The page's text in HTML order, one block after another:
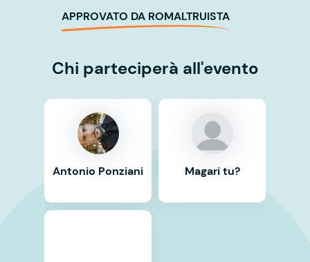
APPROVATO DA ROMALTRUISTA
Chi parteciperà all'evento
Antonio Ponziani Magari tu?